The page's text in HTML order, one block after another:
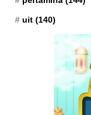
uit (140)